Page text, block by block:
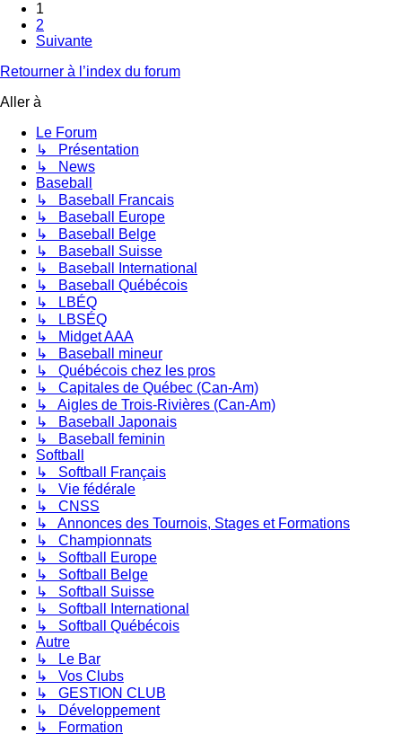
1
2
Suivante
Retourner à l’index du forum
Aller à
Le Forum
↳ Présentation
↳ News
Baseball
↳ Baseball Francais
↳ Baseball Europe
↳ Baseball Belge
↳ Baseball Suisse
↳ Baseball International
↳ Baseball Québécois
↳ LBÉQ
↳ LBSÉQ
↳ Midget AAA
↳ Baseball mineur
↳ Québécois chez les pros
↳ Capitales de Québec (Can-Am)
↳ Aigles de Trois-Rivières (Can-Am)
↳ Baseball Japonais
↳ Baseball feminin
Softball
↳ Softball Français
↳ Vie fédérale
↳ CNSS
↳ Annonces des Tournois, Stages et Formations
↳ Championnats
↳ Softball Europe
↳ Softball Belge
↳ Softball Suisse
↳ Softball International
↳ Softball Québécois
Autre
↳ Le Bar
↳ Vos Clubs
↳ GESTION CLUB
↳ Développement
↳ Formation